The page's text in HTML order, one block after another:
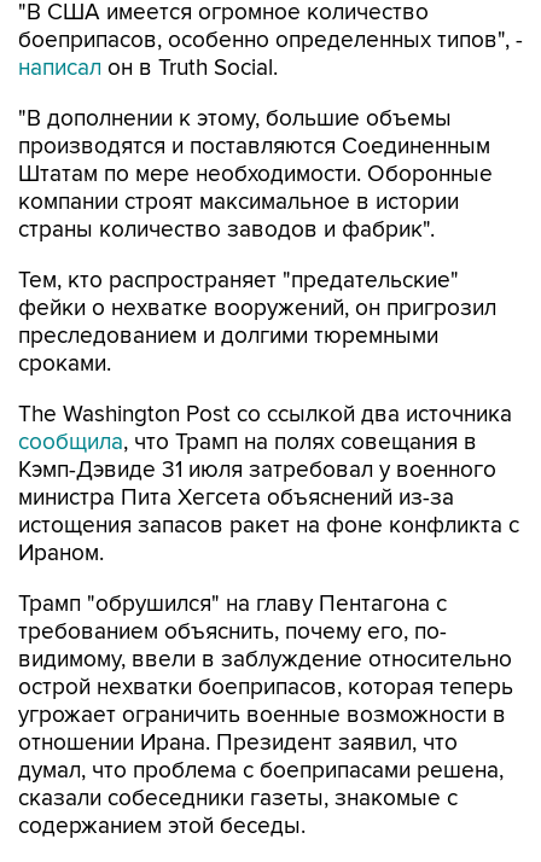
"В США имеется огромное количество
боеприпасов, особенно определенных типов", -
написал он в Truth Social.
"В дополнении к этому, большие объемы
производятся и поставляются Соединенным
Штатам по мере необходимости. Оборонные
компании строят максимальное в истории
страны количество заводов и фабрик".
Тем, кто распространяет "предательские"
фейки о нехватке вооружений, он пригрозил
преследованием и долгими тюремными
сроками.
The Washington Post со ссылкой два источника
сообщила, что Трамп на полях совещания в
Кэмп-Дэвиде 31 июля затребовал у военного
министра Пита Хегсета объяснений из-за
истощения запасов ракет на фоне конфликта с
Ираном.
Трамп "обрушился" на главу Пентагона с
требованием объяснить, почему его, по-
видимому, ввели в заблуждение относительно
острой нехватки боеприпасов, которая теперь
угрожает ограничить военные возможности в
отношении Ирана. Президент заявил, что
думал, что проблема с боеприпасами решена,
сказали собеседники газеты, знакомые с
содержанием этой беседы.